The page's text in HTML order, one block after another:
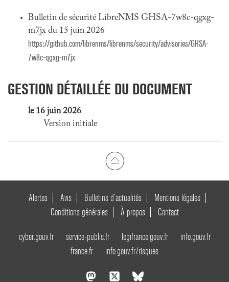
Bulletin de sécurité LibreNMS GHSA-7w8c-qgxg-
m7jx du 15 juin 2026
https://github.com/librenms/librenms/security/advisories/GHSA-
7w8c-qgxg-m7jx
GESTION DÉTAILLÉE DU DOCUMENT
le 16 juin 2026
Version initiale
Alertes Avis Bulletins d’actualités
Mentions légales
Conditions générales
À propos Contact
cyber.gouv.fr service-public.fr legifrance.gouv.fr
info.gouv.fr
france.fr
info.gouv.fr/risques